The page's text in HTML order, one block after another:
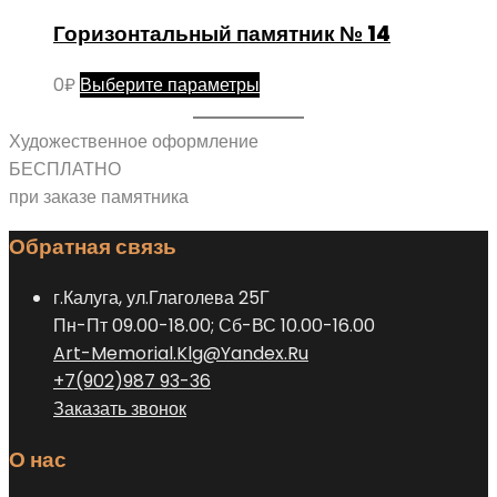
на
странице
товара.
несколько
Опции
можно
товара.
Горизонтальный памятник № 14
0₽ Выберите параметры
товар
на
странице
товара.
Художественное оформление
БЕСПЛАТНО
при заказе памятника
Обратная связь
г.Калуга, ул.Глаголева 25Г
Пн-Пт 09.00-18.00; Сб-ВС 10.00-16.00
Art-Memorial.Klg@Yandex.Ru
+7(902)987 93-36
Заказать звонок
О нас